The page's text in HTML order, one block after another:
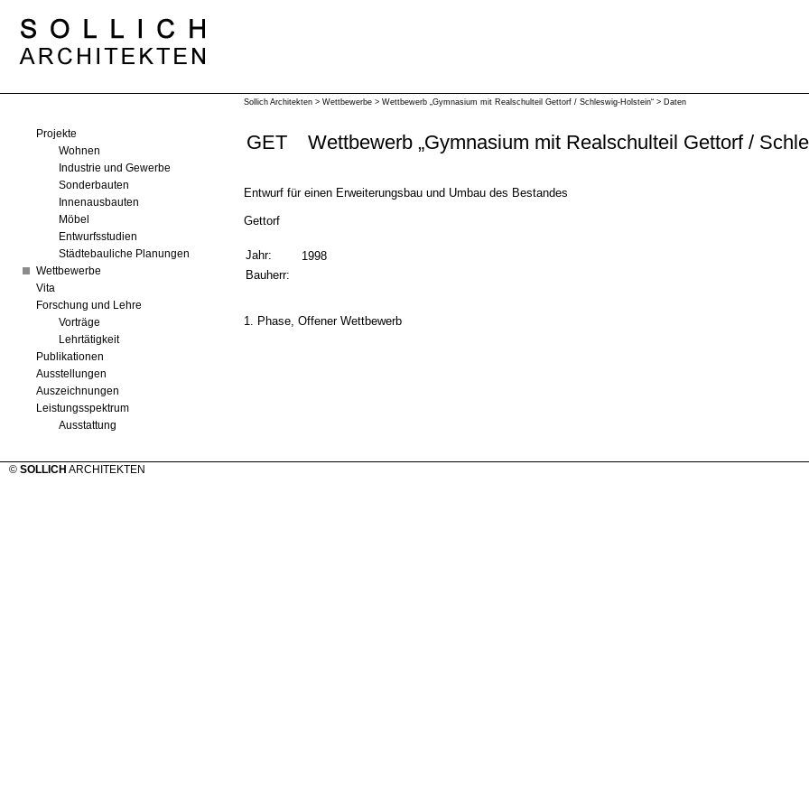
Projekte
Wohnen
Industrie und Gewerbe
Sonderbauten
Innenausbauten
Möbel
Entwurfsstudien
Städtebauliche Planungen
Wettbewerbe
Vita
Forschung und Lehre
Vorträge
Lehrtätigkeit
Publikationen
Ausstellungen
Auszeichnungen
Leistungsspektrum
Ausstattung
Sollich Architekten > Wettbewerbe > Wettbewerb „Gymnasium mit Realschulteil Gettorf / Schleswig-Holstein“ > Daten
GET Wettbewerb „Gymnasium mit Realschulteil Gettorf /
Entwurf für einen Erweiterungsbau und Umbau des Bestandes
Gettorf
Jahr:
1998
Bauherr:
1. Phase, Offener Wettbewerb
© SOLLICH ARCHITEKTEN